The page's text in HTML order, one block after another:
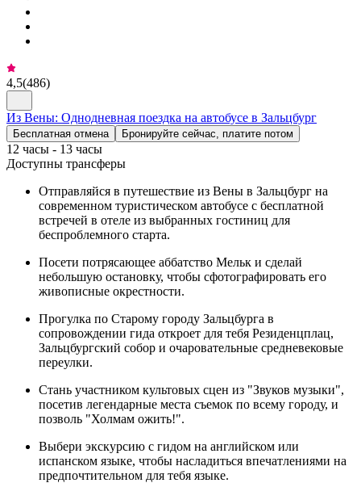
4,5(486)
Из Вены: Однодневная поездка на автобусе в Зальцбург
Бесплатная отмена Бронируйте сейчас, платите потом
12 часы - 13 часы
Доступны трансферы
Отправляйся в путешествие из Вены в Зальцбург на
современном туристическом автобусе с бесплатной
встречей в отеле из выбранных гостиниц для
беспроблемного старта.
Посети потрясающее аббатство Мельк и сделай
небольшую остановку, чтобы сфотографировать его
живописные окрестности.
Прогулка по Старому городу Зальцбурга в
сопровождении гида откроет для тебя Резиденцплац,
Зальцбургский собор и очаровательные средневековые
переулки.
Стань участником культовых сцен из "Звуков музыки",
посетив легендарные места съемок по всему городу, и
позволь "Холмам ожить!".
Выбери экскурсию с гидом на английском или
испанском языке, чтобы насладиться впечатлениями на
предпочтительном для тебя языке.